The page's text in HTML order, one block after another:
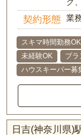
契約形態 業
スキマ時間勤務OK
未経験OK
ブラ
ハウスキーパー募
日吉(神奈川県)